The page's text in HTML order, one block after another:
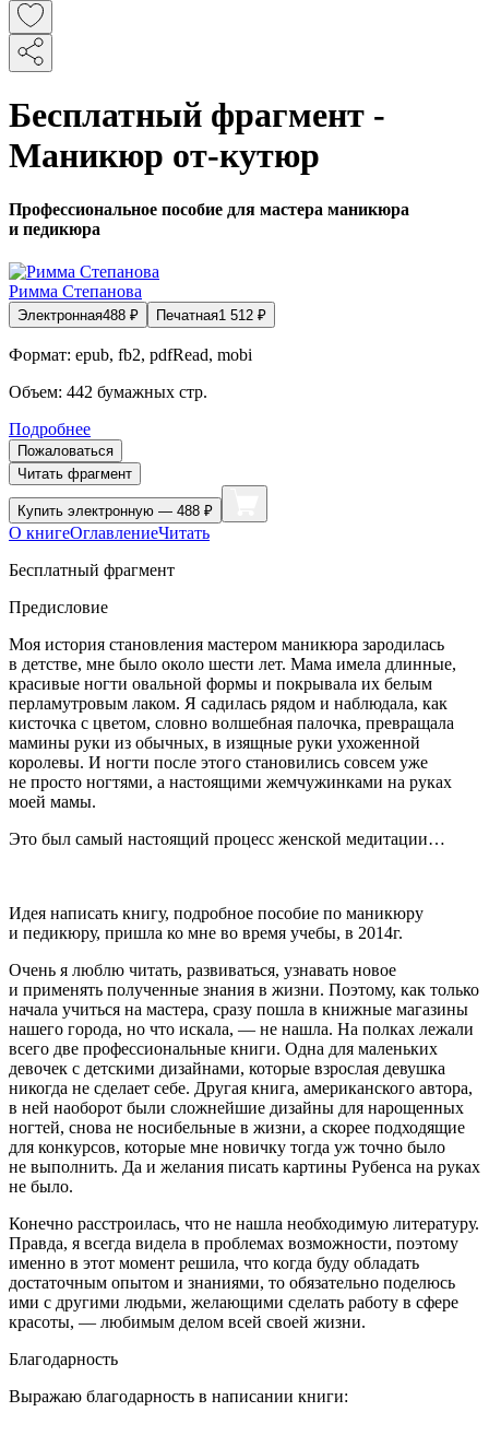
Бесплатный фрагмент -
Маникюр от-кутюр
Профессиональное пособие для мастера маникюра
и педикюра
Римма Степанова
Электронная488 ₽ Печатная1 512 ₽
Формат: epub, fb2, pdfRead, mobi
Объем: 442 бумажных стр.
Подробнее
Пожаловаться
Читать фрагмент
Купить электронную — 488 ₽
О книгеОглавлениеЧитать
Бесплатный фрагмент
Предисловие
Моя история становления мастером маникюра зародилась
в детстве, мне было около шести лет. Мама имела длинные,
красивые ногти овальной формы и покрывала их белым
перламутровым лаком. Я садилась рядом и наблюдала, как
кисточка с цветом, словно волшебная палочка, превращала
мамины руки из обычных, в изящные руки ухоженной
королевы. И ногти после этого становились совсем уже
не просто ногтями, а настоящими жемчужинками на руках
моей мамы.
Это был самый настоящий процесс женской медитации…
Идея написать книгу, подробное пособие по маникюру
и педикюру, пришла ко мне во время учебы, в 2014г.
Очень я люблю читать, развиваться, узнавать новое
и применять полученные знания в жизни. Поэтому, как только
начала учиться на мастера, сразу пошла в книжные магазины
нашего города, но что искала, — не нашла. На полках лежали
всего две профессиональные книги. Одна для маленьких
девочек с детскими дизайнами, которые взрослая девушка
никогда не сделает себе. Другая книга, американского автора,
в ней наоборот были сложнейшие дизайны для нарощенных
ногтей, снова не носибельные в жизни, а скорее подходящие
для конкурсов, которые мне новичку тогда уж точно было
не выполнить. Да и желания писать картины Рубенса на руках
не было.
Конечно расстроилась, что не нашла необходимую литературу.
Правда, я всегда видела в проблемах возможности, поэтому
именно в этот момент решила, что когда буду обладать
достаточным опытом и знаниями, то обязательно поделюсь
ими с другими людьми, желающими сделать работу в сфере
красоты, — любимым делом всей своей жизни.
Благодарность
Выражаю благодарность в написании книги: